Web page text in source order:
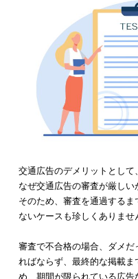
費用が高い
交通広告のデメリットの
の費用相場で解説したよ
を超えることも珍しくあ
の出稿を躊躇することも
交通広告の施策の1つで
に設置されているトイレ
りリーズナブルな価格で
トイレのデジタルサイネ
いたら、xadobox の利